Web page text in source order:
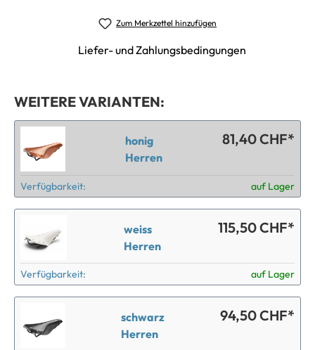
Zum Merkzettel hinzufügen
Liefer- und Zahlungsbedingungen
WEITERE VARIANTEN:
honig
Herren
81,40 CHF*
Verfügbarkeit: auf Lager
weiss
Herren
115,50 CHF*
Verfügbarkeit: auf Lager
schwarz
Herren
94,50 CHF*